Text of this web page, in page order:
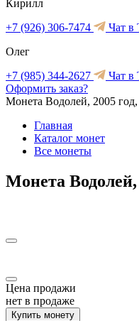
Кирилл
+7 (926) 306-7474
Чат в
Олег
+7 (985) 344-2627
Чат в
Оформить заказ?
Монета Водолей, 2005 год,
Главная
Каталог монет
Все монеты
Монета Водолей,
Цена продажи
нет в продаже
Купить монету